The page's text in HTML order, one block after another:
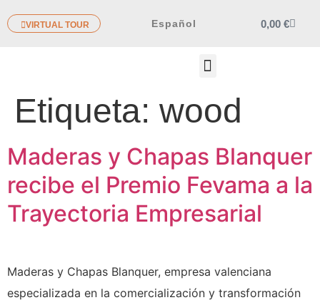
VIRTUAL TOUR Español 0,00 €
Etiqueta: wood
Maderas y Chapas Blanquer
recibe el Premio Fevama a la
Trayectoria Empresarial
Maderas y Chapas Blanquer, empresa valenciana
especializada en la comercialización y transformación